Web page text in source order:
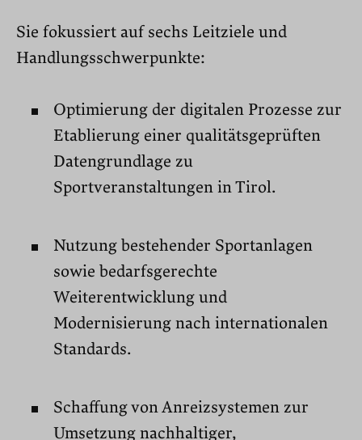
Sie fokussiert auf sechs Leitziele und
Handlungsschwerpunkte:
Optimierung der digitalen Prozesse zur
Etablierung einer qualitätsgeprüften
Datengrundlage zu
Sportveranstaltungen in Tirol.
Nutzung bestehender Sportanlagen
sowie bedarfsgerechte
Weiterentwicklung und
Modernisierung nach internationalen
Standards.
Schaffung von Anreizsystemen zur
Umsetzung nachhaltiger,